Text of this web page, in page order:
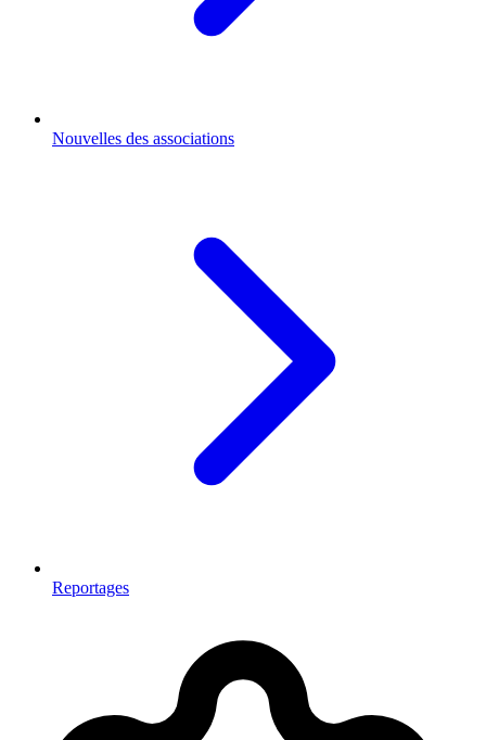
Nouvelles des associations
Reportages